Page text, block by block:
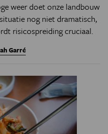
weer doet onze landbouw
nog niet dramatisch,
risicospreiding cruciaal.
Garré